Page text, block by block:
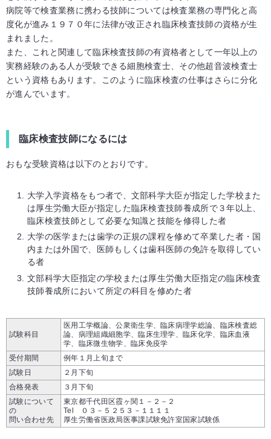
病院等で検査業務に携わる技師については検査業務の専門化と高
度化が進み１９７０年に法律が改正され臨床検査技師の資格が生
まれました。
また、これと関連して臨床検査技師の有資格者として一年以上の
実務経験のある人が受験できる細胞検査士、その他超音波検査士
という資格もあります。このように臨床検査の仕事はさらに分化
が進んでいます。
臨床検査技師になるには
おもな受験資格は以下のとおりです。
大学入学資格をもつ者で、文部科学大臣が指定した学校また
は厚生労働大臣が指定した臨床検査技師養成所で３年以上、
臨床検査技師として必要な知識と技能を修得した者
大学の医学または歯学の正規の課程を修めて卒業した者・国
内または外国で、医師もしくは歯科医師の免許を取得してい
る者
文部科学大臣指定の学校または厚生労働大臣指定の臨床検査
技師養成所において所定の科目を修めた者
試験科目
医用工学概論、公衆衛生学、臨床病理学総論、臨床検査総
論、病理組織細胞学、臨床生理学、臨床化学、臨床血液
学、臨床微生物学、臨床免疫学
受付期間
例年１月上旬まで
試験日
２月下旬
合格発表
３月下旬
試験について
の
問い合わせ先
東京都千代田区霞ヶ関１－２－２
Tel ０３－５２５３－１１１１
厚生労働省医政局医事課試験免許室国家試験係